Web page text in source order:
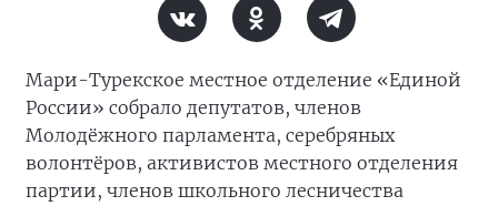
Мари-Турекское местное отделение «Единой
России» собрало депутатов, членов
Молодёжного парламента, серебряных
волонтёров, активистов местного отделения
партии, членов школьного лесничества